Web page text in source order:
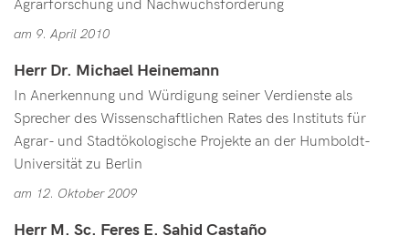
Agrarforschung und Nachwuchsförderung
am 9. April 2010
Herr Dr. Michael Heinemann
In Anerkennung und Würdigung seiner Verdienste als
Sprecher des Wissenschaftlichen Rates des Instituts für
Agrar- und Stadtökologische Projekte an der Humboldt-
Universität zu Berlin
am 12. Oktober 2009
Herr M. Sc. Feres E. Sahid Castaño